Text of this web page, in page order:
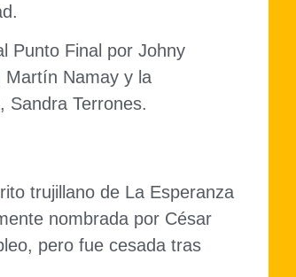
Punto Final por Johny
Martín Namay y la
Sandra Terrones.
trujillano de La Esperanza
nombrada por César
pero fue cesada tras